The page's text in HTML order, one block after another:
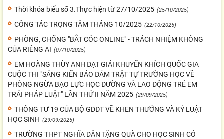
Thời khóa biểu số 3.Thực hiện từ 27/10/2025 (25/10/2025)
CÔNG TÁC TRỌNG TÂM THÁNG 10/2025 (22/10/2025)
PHÒNG, CHỐNG "BẮT CÓC ONLINE" - TRÁCH NHIỆM KHÔNG
CỦA RIÊNG AI (07/10/2025)
EM HOÀNG THÙY ANH ĐẠT GIẢI KHUYẾN KHÍCH QUỐC GIA
CUỘC THI "SÁNG KIẾN BẢO ĐẢM TRẬT TỰ TRƯỜNG HỌC VỀ
PHÒNG NGỪA BẠO LỰC HỌC ĐƯỜNG VÀ LAO ĐỘNG TRẺ EM
TRÁI PHÁP LUẬT" LẦN THỨ II NĂM 2025 (29/09/2025)
THÔNG TƯ 19 CỦA BỘ GDĐT VỀ KHEN THƯỞNG VÀ KỶ LUẬT
HỌC SINH (29/09/2025)
TRƯỜNG THPT NGHĨA DÂN TẶNG QUÀ CHO HỌC SINH CÓ